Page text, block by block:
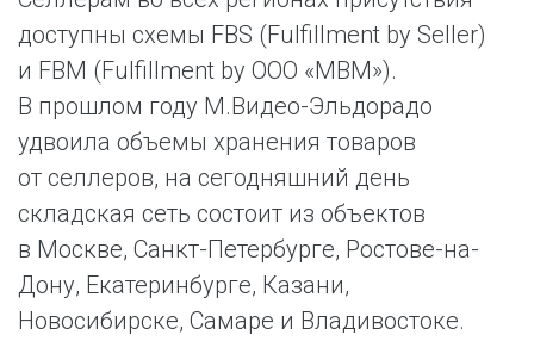
доступны схемы FBS (Fulfillment by Seller)
и FBM (Fulfillment by ООО «МВМ»).
В прошлом году М.Видео-Эльдорадо
удвоила объемы хранения товаров
от селлеров, на сегодняшний день
складская сеть состоит из объектов
в Москве, Санкт-Петербурге, Ростове-на-
Дону, Екатеринбурге, Казани,
Новосибирске, Самаре и Владивостоке.